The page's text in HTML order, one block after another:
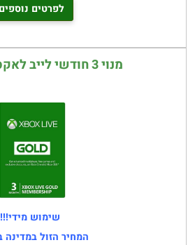
לפרטים נוספים
מנוי 3 חודשי לייב לאקס בוקס וואן
שימוש מידי!!!
המחיר הזול במדינה